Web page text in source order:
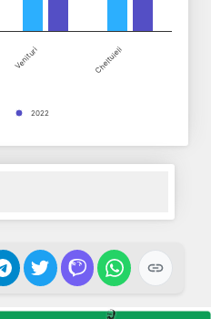
Venituri Cheltuieli
2022